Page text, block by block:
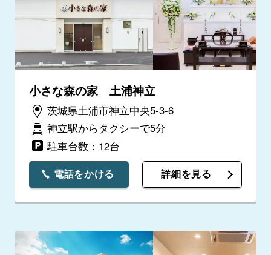
小さな森の家 土浦神立
茨城県土浦市神立中央5-3-6
神立駅からタクシーで5分
駐車台数：12台
電話をかける 詳細を見る